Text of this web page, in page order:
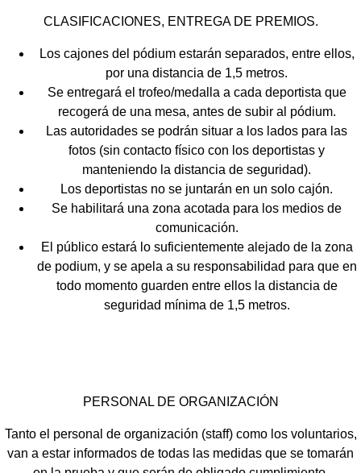
CLASIFICACIONES, ENTREGA DE PREMIOS.
Los cajones del pódium estarán separados, entre ellos,
por una distancia de 1,5 metros.
Se entregará el trofeo/medalla a cada deportista que
recogerá de una mesa, antes de subir al pódium.
Las autoridades se podrán situar a los lados para las
fotos (sin contacto físico con los deportistas y
manteniendo la distancia de seguridad).
Los deportistas no se juntarán en un solo cajón.
Se habilitará una zona acotada para los medios de
comunicación.
El público estará lo suficientemente alejado de la zona
de podium, y se apela a su responsabilidad para que en
todo momento guarden entre ellos la distancia de
seguridad mínima de 1,5 metros.
PERSONAL DE ORGANIZACIÓN
Tanto el personal de organización (staff) como los voluntarios,
van a estar informados de todas las medidas que se tomarán